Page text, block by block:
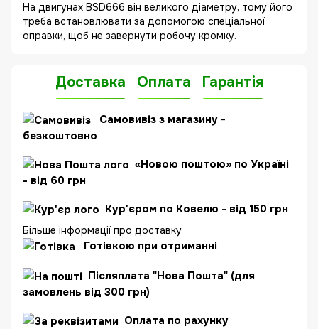
На двигунах BSD666 він великого діаметру, тому його
треба встановлювати за допомогою спеціальної
оправки, щоб не завернути робочу кромку.
Доставка Оплата Гарантія
Самовивіз з магазину -
безкоштовно
«Новою поштою» по Україні
- від 60 грн
Кур'єром по Ковелю - від 150 грн
Більше інформації про доставку
Готівкою при отриманні
Післяплата "Нова Пошта" (для
замовлень від 300 грн)
Оплата по рахунку